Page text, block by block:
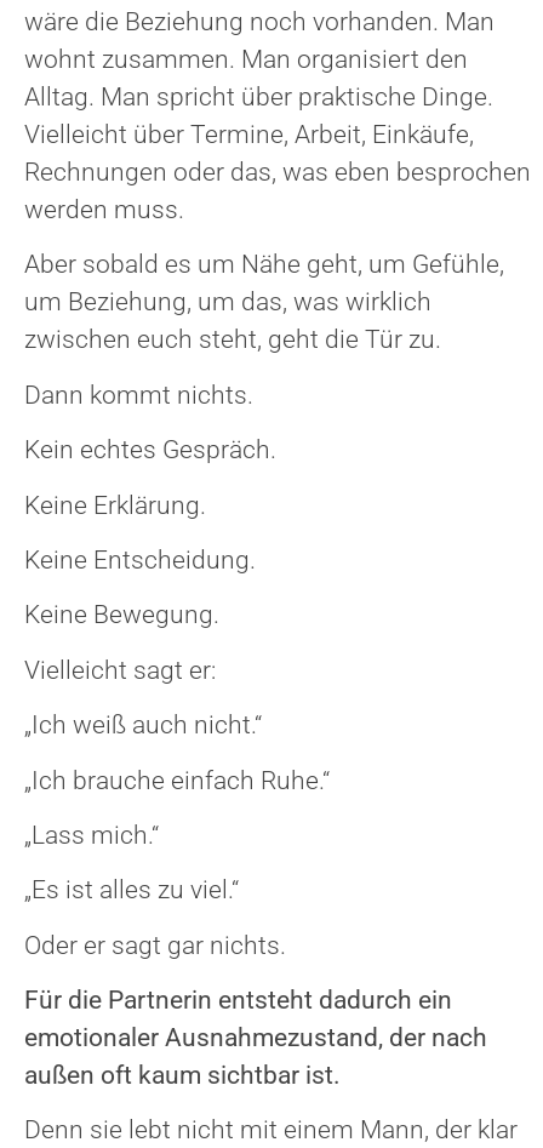
wäre die Beziehung noch vorhanden. Man
wohnt zusammen. Man organisiert den
Alltag. Man spricht über praktische Dinge.
Vielleicht über Termine, Arbeit, Einkäufe,
Rechnungen oder das, was eben besprochen
werden muss.
Aber sobald es um Nähe geht, um Gefühle,
um Beziehung, um das, was wirklich
zwischen euch steht, geht die Tür zu.
Dann kommt nichts.
Kein echtes Gespräch.
Keine Erklärung.
Keine Entscheidung.
Keine Bewegung.
Vielleicht sagt er:
„Ich weiß auch nicht.“
„Ich brauche einfach Ruhe.“
„Lass mich.“
„Es ist alles zu viel.“
Oder er sagt gar nichts.
Für die Partnerin entsteht dadurch ein
emotionaler Ausnahmezustand, der nach
außen oft kaum sichtbar ist.
Denn sie lebt nicht mit einem Mann, der klar